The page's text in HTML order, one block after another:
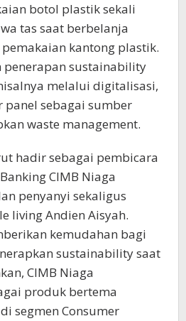
botol plastik sekali
tas saat berbelanja
kantong plastik.
penerapan sustainability
melalui digitalisasi,
panel sebagai sumber
waste management.
hadir sebagai pembicara
CIMB Niaga
penyanyi sekaligus
living Andien Aisyah.
kemudahan bagi
sustainability saat
CIMB Niaga
produk bertema
segmen Consumer